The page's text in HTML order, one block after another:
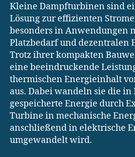
Kleine Dampfturbinen sind
Lösung zur effizienten
besonders in Anwendungen
Platzbedarf und dezentralen
Trotz ihrer kompakten
eine beeindruckende
thermischen Energieinhalt
aus. Dabei wandeln sie die in
gespeicherte Energie durch
Turbine in mechanische
anschließend in elektrische
umgewandelt wird.